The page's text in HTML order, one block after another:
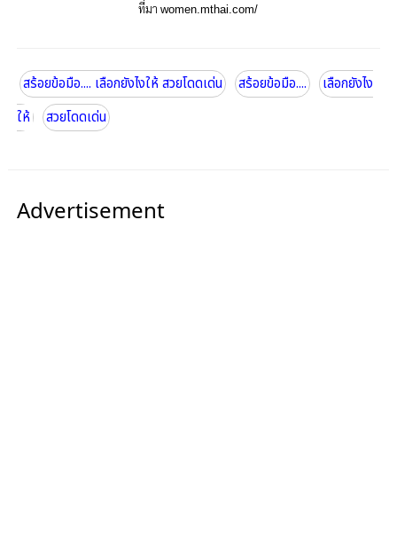
ที่มาwomen.mthai.com/
สร้อยข้อมือ.... เลือกยังไงให้ สวยโดดเด่น สร้อยข้อมือ....
เลือกยังไง
ให้
สวยโดดเด่น
Advertisement